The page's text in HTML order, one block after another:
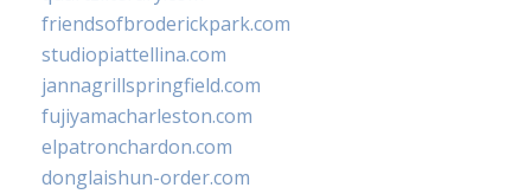
friendsofbroderickpark.com
studiopiattellina.com
jannagrillspringfield.com
fujiyamacharleston.com
elpatronchardon.com
donglaishun-order.com